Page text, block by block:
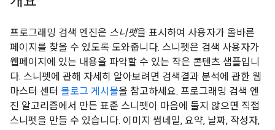
프로그래밍 검색 엔진은 스니펫을 표시하여 사용자가 올바른
페이지를 찾을 수 있도록 도와줍니다. 스니펫은 검색 사용자가
웹페이지에 있는 내용을 파악할 수 있는 작은 콘텐츠 샘플입니
다. 스니펫에 관해 자세히 알아보려면 검색결과 분석에 관한 웹
마스터 센터 블로그 게시물을 참고하세요. 프로그래밍 검색 엔
진 알고리즘에서 만든 표준 스니펫이 마음에 들지 않으면 직접
스니펫을 만들 수 있습니다. 이미지 썸네일, 요약, 날짜, 작성자,